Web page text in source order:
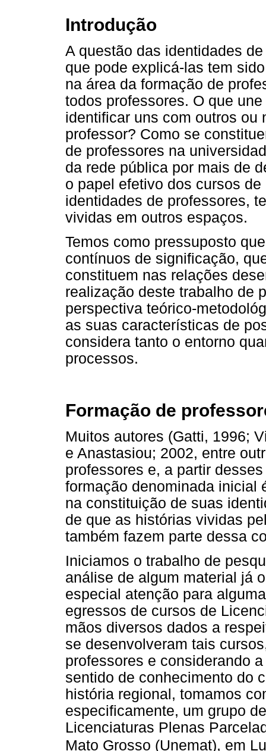
Introdução
A questão das identidades
que pode explicá-las tem
na área da formação de
todos professores. O que
identificar uns com outros ou
professor? Como se
de professores na
da rede pública por mais de
o papel efetivo dos cursos
identidades de professores,
vividas em outros espaços.
Temos como pressuposto
contínuos de significação,
constituem nas relações
realização deste trabalho de
perspectiva teórico-
as suas características de
considera tanto o entorno
processos.
Formação de
Muitos autores (Gatti, 1996;
e Anastasiou; 2002, entre
professores e, a partir
formação denominada inicial
na constituição de suas
de que as histórias vividas
também fazem parte dessa
Iniciamos o trabalho de
análise de algum material já
especial atenção para
egressos de cursos de
mãos diversos dados a
se desenvolveram tais
professores e considerando
sentido de conhecimento do
história regional, tomamos
especificamente, um grupo
Licenciaturas Plenas
Mato Grosso (Unemat), em